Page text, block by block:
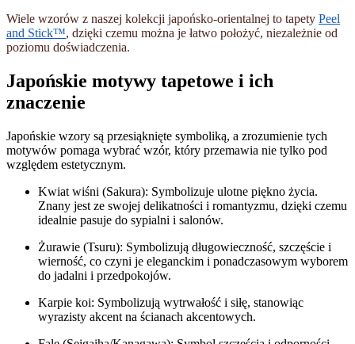
Wiele wzorów z naszej kolekcji japońsko-orientalnej to tapety Peel
and Stick™, dzięki czemu można je łatwo położyć, niezależnie od
poziomu doświadczenia.
Japońskie motywy tapetowe i ich
znaczenie
Japońskie wzory są przesiąknięte symboliką, a zrozumienie tych
motywów pomaga wybrać wzór, który przemawia nie tylko pod
względem estetycznym.
Kwiat wiśni (Sakura): Symbolizuje ulotne piękno życia.
Znany jest ze swojej delikatności i romantyzmu, dzięki czemu
idealnie pasuje do sypialni i salonów.
Żurawie (Tsuru): Symbolizują długowieczność, szczęście i
wierność, co czyni je eleganckim i ponadczasowym wyborem
do jadalni i przedpokojów.
Karpie koi: Symbolizują wytrwałość i siłę, stanowiąc
wyrazisty akcent na ścianach akcentowych.